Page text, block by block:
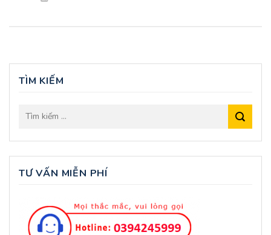
TÌM KIẾM
TƯ VẤN MIỄN PHÍ